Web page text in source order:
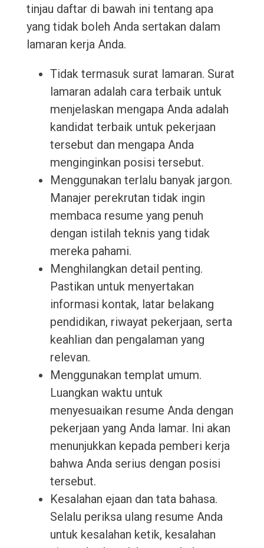
tinjau daftar di bawah ini tentang apa
yang tidak boleh Anda sertakan dalam
lamaran kerja Anda.
Tidak termasuk surat lamaran. Surat
lamaran adalah cara terbaik untuk
menjelaskan mengapa Anda adalah
kandidat terbaik untuk pekerjaan
tersebut dan mengapa Anda
menginginkan posisi tersebut.
Menggunakan terlalu banyak jargon.
Manajer perekrutan tidak ingin
membaca resume yang penuh
dengan istilah teknis yang tidak
mereka pahami.
Menghilangkan detail penting.
Pastikan untuk menyertakan
informasi kontak, latar belakang
pendidikan, riwayat pekerjaan, serta
keahlian dan pengalaman yang
relevan.
Menggunakan templat umum.
Luangkan waktu untuk
menyesuaikan resume Anda dengan
pekerjaan yang Anda lamar. Ini akan
menunjukkan kepada pemberi kerja
bahwa Anda serius dengan posisi
tersebut.
Kesalahan ejaan dan tata bahasa.
Selalu periksa ulang resume Anda
untuk kesalahan ketik, kesalahan